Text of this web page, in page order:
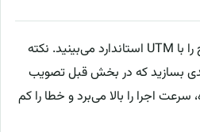
در این بخش چند سناریو رایج را با UTM استاندارد می‌بینید. نکته
بسازید که در بخش قبل تصویب
اجرا را بالا می‌برد و خطا را کم